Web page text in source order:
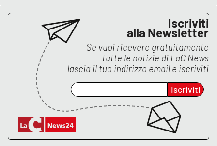
Iscriviti
alla Newsletter
Se vuoi ricevere gratuitamente
tutte le notizie di LaC News
lascia il tuo indirizzo email e iscriviti
Iscriviti